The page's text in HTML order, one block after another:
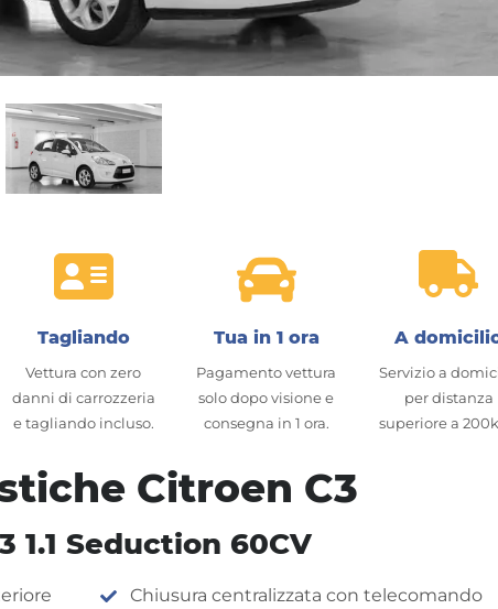
Tagliando
Vettura con zero
danni di carrozzeria
e tagliando incluso.
Tua in 1 ora
Pagamento vettura
solo dopo visione e
consegna in 1 ora.
A
Servizio a
per distanza
superiore a
Citroen C3
1.1 Seduction 60CV
Chiusura centralizzata con telecomando